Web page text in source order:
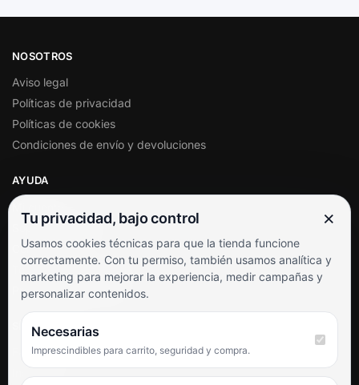
NOSOTROS
Aviso legal
Políticas de privacidad
Políticas de cookies
Condiciones de envío y devoluciones
AYUDA
Soporte al cliente
Contacto
Términos y condiciones
Preguntas frecuentes
SÍGUENOS
Facebook
Tu privacidad, bajo control ×
Usamos cookies técnicas para que la tienda funcione
correctamente. Con tu permiso, también usamos analítica y
marketing para mejorar la experiencia, medir campañas y
personalizar contenidos.
Necesarias
Imprescindibles para carrito, seguridad y compra.